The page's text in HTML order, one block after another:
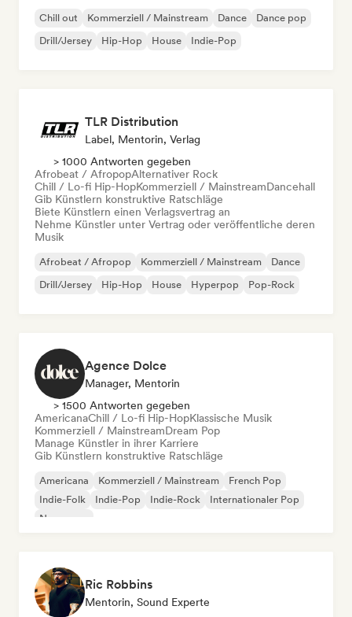
Chill out Kommerziell / Mainstream Dance
Dance pop
Drill/Jersey
Hip-Hop House Indie-Pop
TLR Distribution
Label, Mentorin, Verlag
> 1000 Antworten gegeben
Afrobeat / AfropopAlternativer Rock
Chill / Lo-fi Hip-HopKommerziell / MainstreamDancehall
Gib Künstlern konstruktive Ratschläge
Biete Künstlern einen Verlagsvertrag an
Nehme Künstler unter Vertrag oder veröffentliche deren
Musik
Afrobeat / Afropop Kommerziell / Mainstream
Dance
Drill/Jersey
Hip-Hop House Hyperpop Pop-Rock
Agence Dolce
Manager, Mentorin
> 1500 Antworten gegeben
AmericanaChill / Lo-fi Hip-HopKlassische Musik
Kommerziell / MainstreamDream Pop
Manage Künstler in ihrer Karriere
Gib Künstlern konstruktive Ratschläge
Americana Kommerziell / Mainstream
French Pop
Indie-Folk
Indie-Pop Indie-Rock
Internationaler Pop
New wave
Ric Robbins
Mentorin, Sound Experte